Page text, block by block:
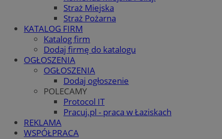
Straż Miejska
Straż Pożarna
KATALOG FIRM
Katalog firm
Dodaj firmę do katalogu
OGŁOSZENIA
OGŁOSZENIA
Dodaj ogłoszenie
POLECAMY
Protocol IT
Pracuj.pl - praca w Łaziskach
REKLAMA
WSPÓŁPRACA